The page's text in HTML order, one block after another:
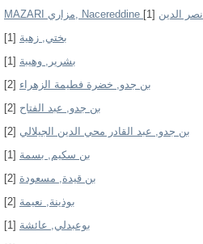
MAZARI مزاري, Nacereddine نصر الدين [1]
بختي, زهية [1]
بشرير, وهيبة [1]
بن جدو, خضرة فطيمة الزهراء [2]
بن جدو, عبد الفتاح [2]
بن جدو, عبد القادر محي الدين الجيلالي [2]
بن سكيم, بسمة [1]
بن قيدة, مسعودة [2]
بوذينة, نعيمة [2]
بوعبدلي, عائشة [1]